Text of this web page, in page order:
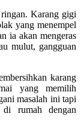
Karang gigi
yang menempel
ia akan mengeras
mulut, gangguan
karang
yang memilih
masalah ini tapi
di rumah dengan